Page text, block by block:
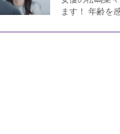
ます！ 年齢を